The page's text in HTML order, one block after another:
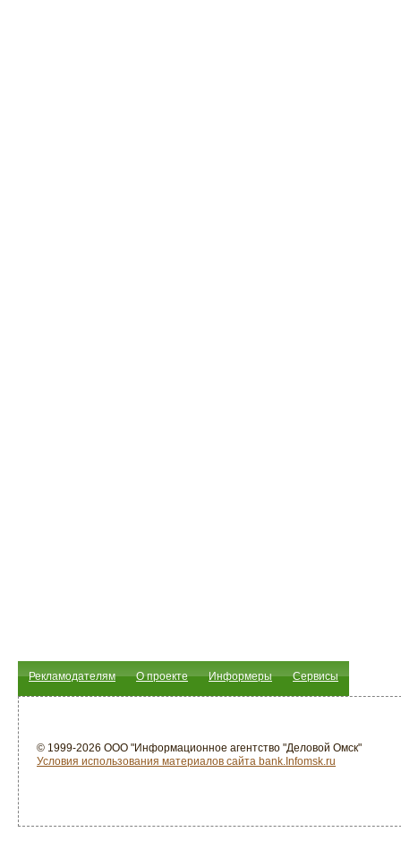
Рекламодателям О проекте Информеры Сервисы
© 1999-2026 ООО "Информационное агентство "Деловой Омск"
Условия использования материалов сайта bank.Infomsk.ru